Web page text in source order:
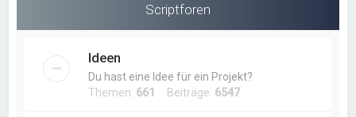
Scriptforen
Ideen
Du hast eine Idee für ein Projekt?
Themen: 661 Beiträge: 6547